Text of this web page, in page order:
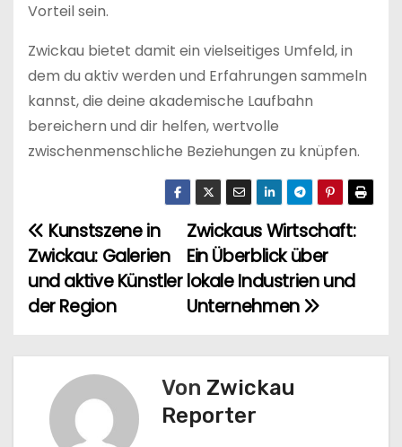
Vorteil sein.
Zwickau bietet damit ein vielseitiges Umfeld, in
dem du aktiv werden und Erfahrungen sammeln
kannst, die deine akademische Laufbahn
bereichern und dir helfen, wertvolle
zwischenmenschliche Beziehungen zu knüpfen.
B
e
i
t
Zwickaus Wirtschaft:
Ein Überblick über
lokale Industrien und
Unternehmen
Kunstszene in
Zwickau: Galerien
und aktive Künstler
der Region
Von Zwickau
Reporter